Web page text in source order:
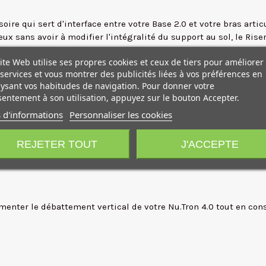
qui sert d'interface entre votre Base 2.0 et votre bras
sans avoir à modifier l'intégralité du support au sol, le
de cette pièce. L'alignement est parfait, garantissant
signifie que la sensation d'apesanteur du Nu.Tron 4.0
riser offre la marge de manœuvre nécessaire pour
se retrouve limité par la hauteur de la base sur un plan
le débattement vertical de votre Nu.Tron 4.0 tout en
Web utilise ses propres cookies et ceux de tiers pour améliorer
et vous montrer des publicités liées à vos préférences en
vos habitudes de navigation. Pour donner votre
à son utilisation, appuyez sur le bouton Accepter.
d'informations Personnaliser les cookies
REJETER TOUT J'ACCEPTE